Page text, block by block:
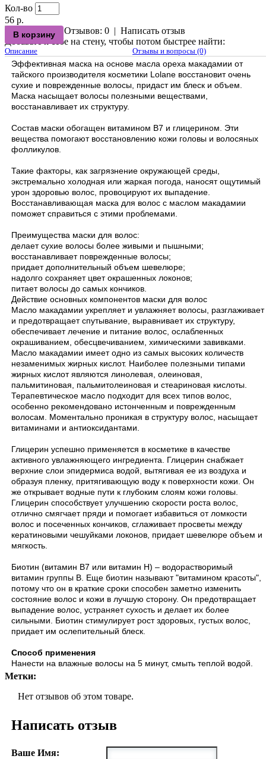
Кол-во
56 р.
Отзывов: 0 | Написать отзыв
Добавьте к себе на стену, чтобы потом быстрее найти:
Описание Отзывы и вопросы (0)
Эффективная маска на основе масла ореха макадамии от
тайского производителя косметики Lolane восстановит очень
сухие и поврежденные волосы, придаст им блеск и объем.
Маска насыщает волосы полезными веществами,
восстанавливает их структуру.
Состав маски обогащен витамином В7 и глицерином. Эти
вещества помогают восстановлению кожи головы и волосяных
фолликулов.
Такие факторы, как загрязнение окружающей среды,
экстремально холодная или жаркая погода, наносят ощутимый
урон здоровью волос, провоцируют их выпадение.
Восстанавливающая маска для волос с маслом макадамии
поможет справиться с этими проблемами.
Преимущества маски для волос:
делает сухие волосы более живыми и пышными;
восстанавливает поврежденные волосы;
придает дополнительный объем шевелюре;
надолго сохраняет цвет окрашенных локонов;
питает волосы до самых кончиков.
Действие основных компонентов маски для волос
Масло макадамии укрепляет и увлажняет волосы, разглаживает
и предотвращает спутывание, выравнивает их структуру,
обеспечивает лечение и питание волос, ослабленных
окрашиванием, обесцвечиванием, химическими завивками.
Масло макадамии имеет одно из самых высоких количеств
незаменимых жирных кислот. Наиболее полезными типами
жирных кислот являются линолевая, олеиновая,
пальмитиновая, пальмитолеиновая и стеариновая кислоты.
Терапевтическое масло подходит для всех типов волос,
особенно рекомендовано истонченным и поврежденным
волосам. Моментально проникая в структуру волос, насыщает
витаминами и антиоксидантами.
Глицерин успешно применяется в косметике в качестве
активного увлажняющего ингредиента. Глицерин снабжает
верхние слои эпидермиса водой, вытягивая ее из воздуха и
образуя пленку, притягивающую воду к поверхности кожи. Он
же открывает водные пути к глубоким слоям кожи головы.
Глицерин способствует улучшению скорости роста волос,
отлично смягчает пряди и помогает избавиться от ломкости
волос и посеченных кончиков, сглаживает просветы между
кератиновыми чешуйками локонов, придает шевелюре объем и
мягкость.
Биотин (витамин В7 или витамин H) – водорастворимый
витамин группы В. Еще биотин называют "витамином красоты",
потому что он в краткие сроки способен заметно изменить
состояние волос и кожи в лучшую сторону. Он предотвращает
выпадение волос, устраняет сухость и делает их более
сильными. Биотин стимулирует рост здоровых, густых волос,
придает им ослепительный блеск.
Способ применения
Нанести на влажные волосы на 5 минут, смыть теплой водой.
Метки:
Нет отзывов об этом товаре.
Написать отзыв
Ваше Имя: